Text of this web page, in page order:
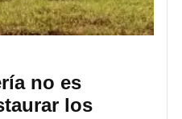
no es
los